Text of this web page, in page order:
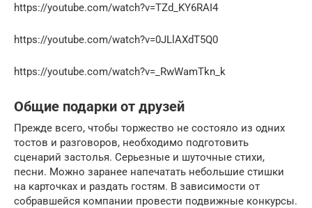
https://youtube.com/watch?v=TZd_KY6RAI4
https://youtube.com/watch?v=0JLlAXdT5Q0
https://youtube.com/watch?v=_RwWamTkn_k
Общие подарки от друзей
Прежде всего, чтобы торжество не состояло из одних
тостов и разговоров, необходимо подготовить
сценарий застолья. Серьезные и шуточные стихи,
песни. Можно заранее напечатать небольшие стишки
на карточках и раздать гостям. В зависимости от
собравшейся компании провести подвижные конкурсы.